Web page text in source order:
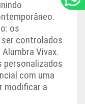
os
controlados
Vivax.
personalizados
com uma
modificar a